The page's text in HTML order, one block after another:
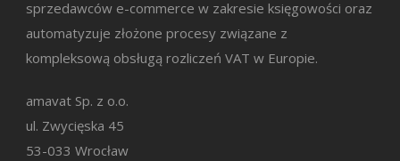
sprzedawców e-commerce w zakresie księgowości oraz
automatyzuje złożone procesy związane z
kompleksową obsługą rozliczeń VAT w Europie.
amavat Sp. z o.o.
ul. Zwycięska 45
53-033 Wrocław